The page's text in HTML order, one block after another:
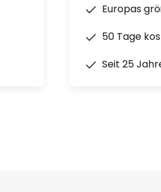
Europas
50 Tage
Seit 25